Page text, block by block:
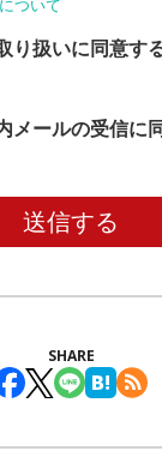
ついて
り扱いに同意す
メールの受信に
送信する
SHARE